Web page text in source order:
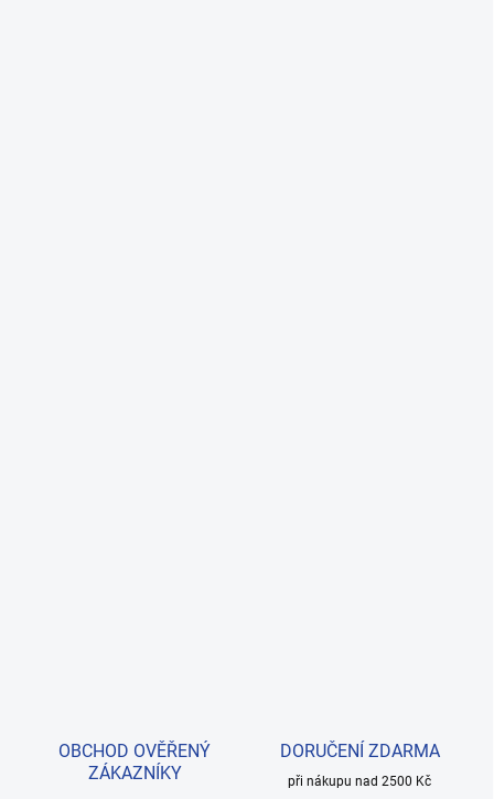
OBCHOD OVĚŘENÝ
ZÁKAZNÍKY
DORUČENÍ ZDARMA
při nákupu nad 2500 Kč